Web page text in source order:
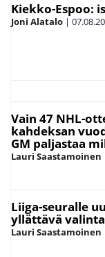
Kiekko-Espoo:
Joni Alatalo |
Vain 47 NHL-
kahdeksan
GM paljastaa
Lauri Saastamoinen
Liiga-seuralle
yllättävä
Lauri Saastamoinen